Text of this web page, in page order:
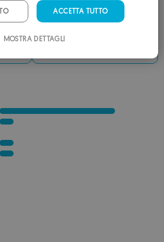
PORTUGUESE
ACCETTA TUTTO
MOSTRA DETTAGLI